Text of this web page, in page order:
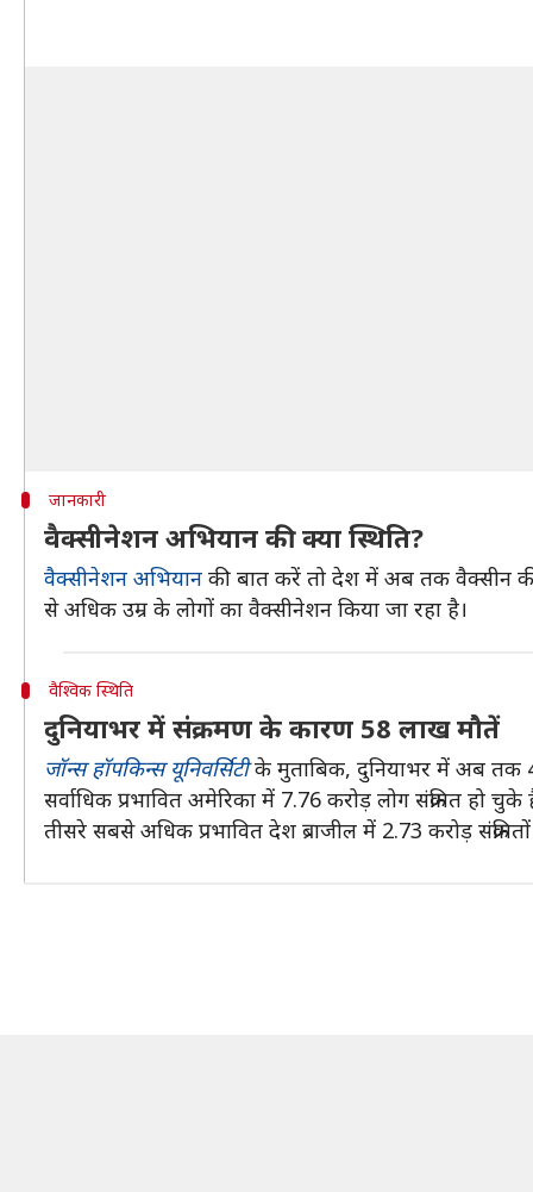
जानकारी
वैक्सीनेशन अभियान की क्या स्थिति?
वैक्सीनेशन अभियान की बात करें तो देश में अब तक वैक्सीन
से अधिक उम्र के लोगों का वैक्सीनेशन किया जा रहा है।
वैश्विक स्थिति
दुनियाभर में संक्रमण के कारण 58 लाख मौतें
जॉन्स हॉपकिन्स यूनिवर्सिटीके मुताबिक, दुनियाभर में अब तक
सर्वाधिक प्रभावित अमेरिका में 7.76 करोड़ लोग संक्रमित हो
तीसरे सबसे अधिक प्रभावित देश ब्राजील में 2.73 करोड़